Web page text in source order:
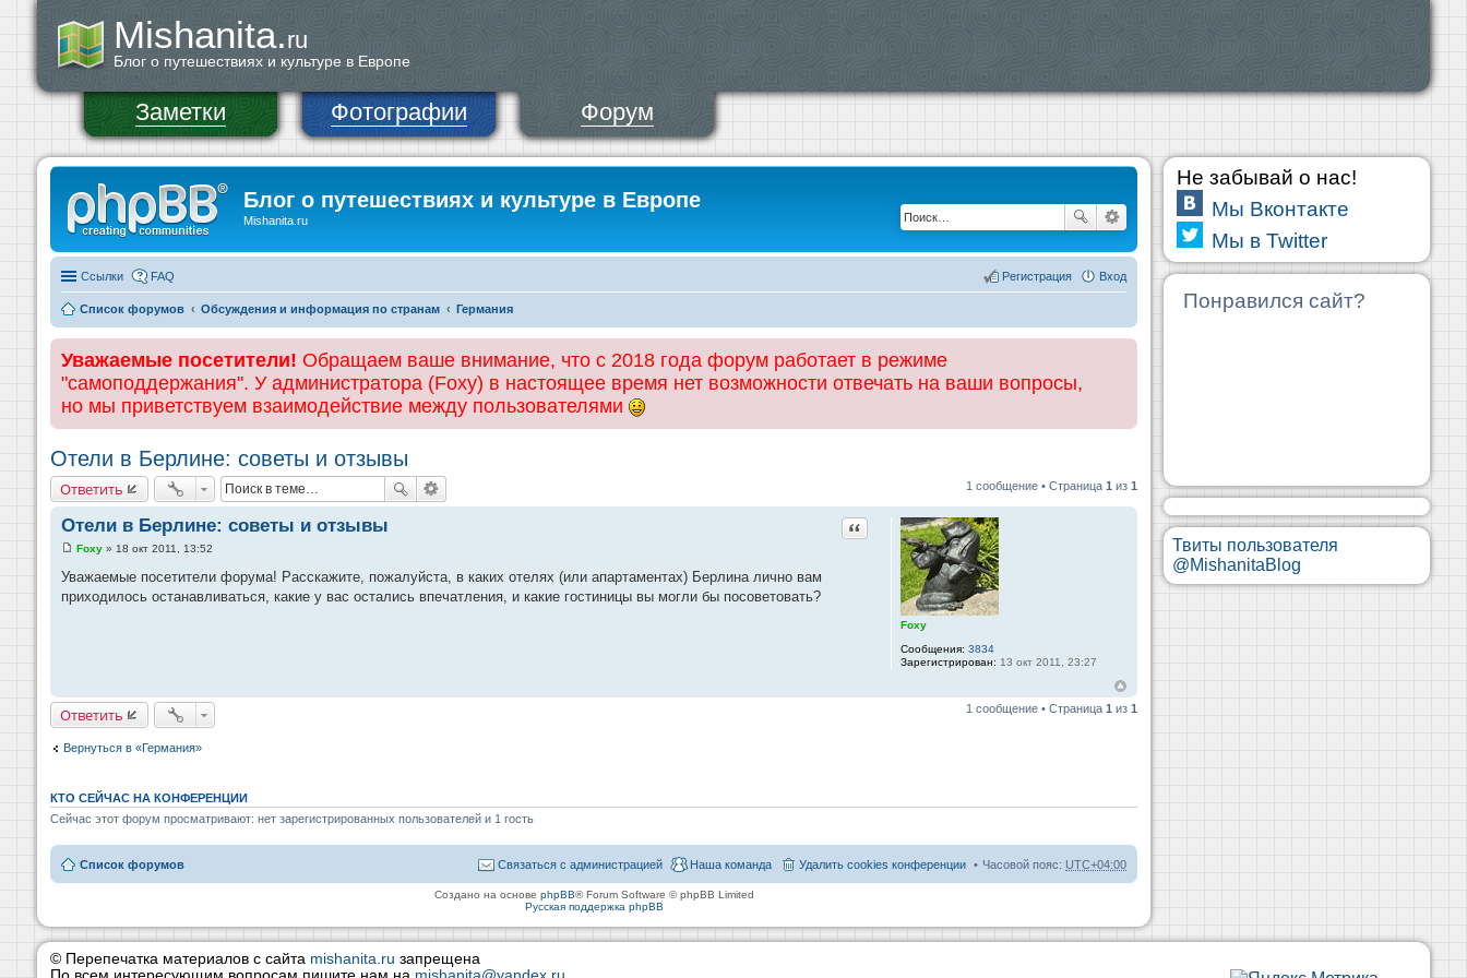
Mishanita.ru
Блог о путешествиях и культуре в Европе
Заметки Фотографии Форум
Блог о путешествиях и культуре в Европе
Mishanita.ru
Ссылки FAQ Вход
Регистрация
Список форумов Обсуждения и информация по странам Германия
Уважаемые посетители! Обращаем ваше внимание, что с 2018 года форум работает в режиме
"самоподдержания". У администратора (Foxy) в настоящее время нет возможности отвечать на ваши вопросы,
но мы приветствуем взаимодействие между пользователями
Отели в Берлине: советы и отзывы
Ответить 1 сообщение • Страница 1 из 1
Foxy
Сообщения: 3834
Зарегистрирован: 13 окт 2011, 23:27
Отели в Берлине: советы и отзывы Цитата
о
б
Foxy » 18 окт 2011, 13:52
Уважаемые посетители форума! Расскажите, пожалуйста, в каких отелях (или апартаментах) Берлина лично вам
приходилось останавливаться, какие у вас остались впечатления, и какие гостиницы вы могли бы посоветовать?
Ответить 1 сообщение • Страница 1 из 1
Вернуться в «Германия»
КТО СЕЙЧАС НА КОНФЕРЕНЦИИ
Сейчас этот форум просматривают: нет зарегистрированных пользователей и 1 гость
Список форумов Часовой пояс: UTC+04:00
Удалить cookies конференции
Наша команда
Связаться с администрацией
Создано на основе phpBB® Forum Software © phpBB Limited
Русская поддержка phpBB
Не забывай о нас!
Мы Вконтакте
Мы в Twitter
Понравился сайт?
Твиты пользователя
@MishanitaBlog
© Перепечатка материалов с сайта mishanita.ru запрещена